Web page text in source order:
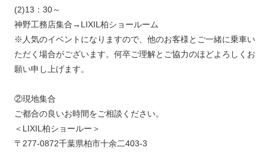
(2)13：30～
神野工務店集合→LIXIL柏ショールーム
※人気のイベントになりますので、他のお客様とご一緒に乗車い
ただく場合がございます。何卒ご理解とご協力のほどよろしくお
願い申し上げます。
②現地集合
ご都合の良いお時間をご相談ください。
＜LIXIL柏ショールー＞
〒277-0872千葉県柏市十余二403-3